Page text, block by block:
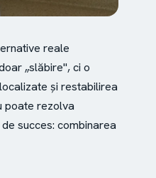
reale
„slăbire", ci o
și restabilirea
poate rezolva
succes: combinarea